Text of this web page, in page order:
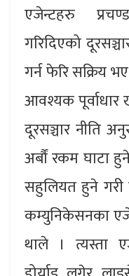
एजेन्टहरु
गरिदिएको
गर्न फेरि सक्रिय
आवश्यक पूर्वाधार
दूरसञ्चार नीति
अर्बौं रकम घाटा
सहुलियत हुने गरी
कम्युनिकेसनका
थाले । त्यस्ता